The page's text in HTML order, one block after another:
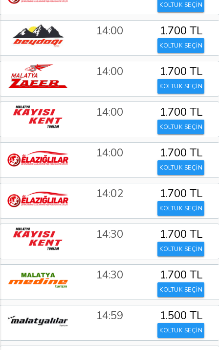
KOLTUK SEÇİN
14:00 1.700 TL
KOLTUK SEÇİN
14:00 1.700 TL
KOLTUK SEÇİN
14:00 1.700 TL
KOLTUK SEÇİN
14:00 1.700 TL
KOLTUK SEÇİN
14:02 1.700 TL
KOLTUK SEÇİN
14:30 1.700 TL
KOLTUK SEÇİN
14:30 1.700 TL
KOLTUK SEÇİN
14:59 1.500 TL
KOLTUK SEÇİN